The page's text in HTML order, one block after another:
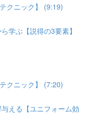
クニック】 (9:19)
学ぶ【説得の3要素】
クニック】 (7:20)
える【ユニフォーム効